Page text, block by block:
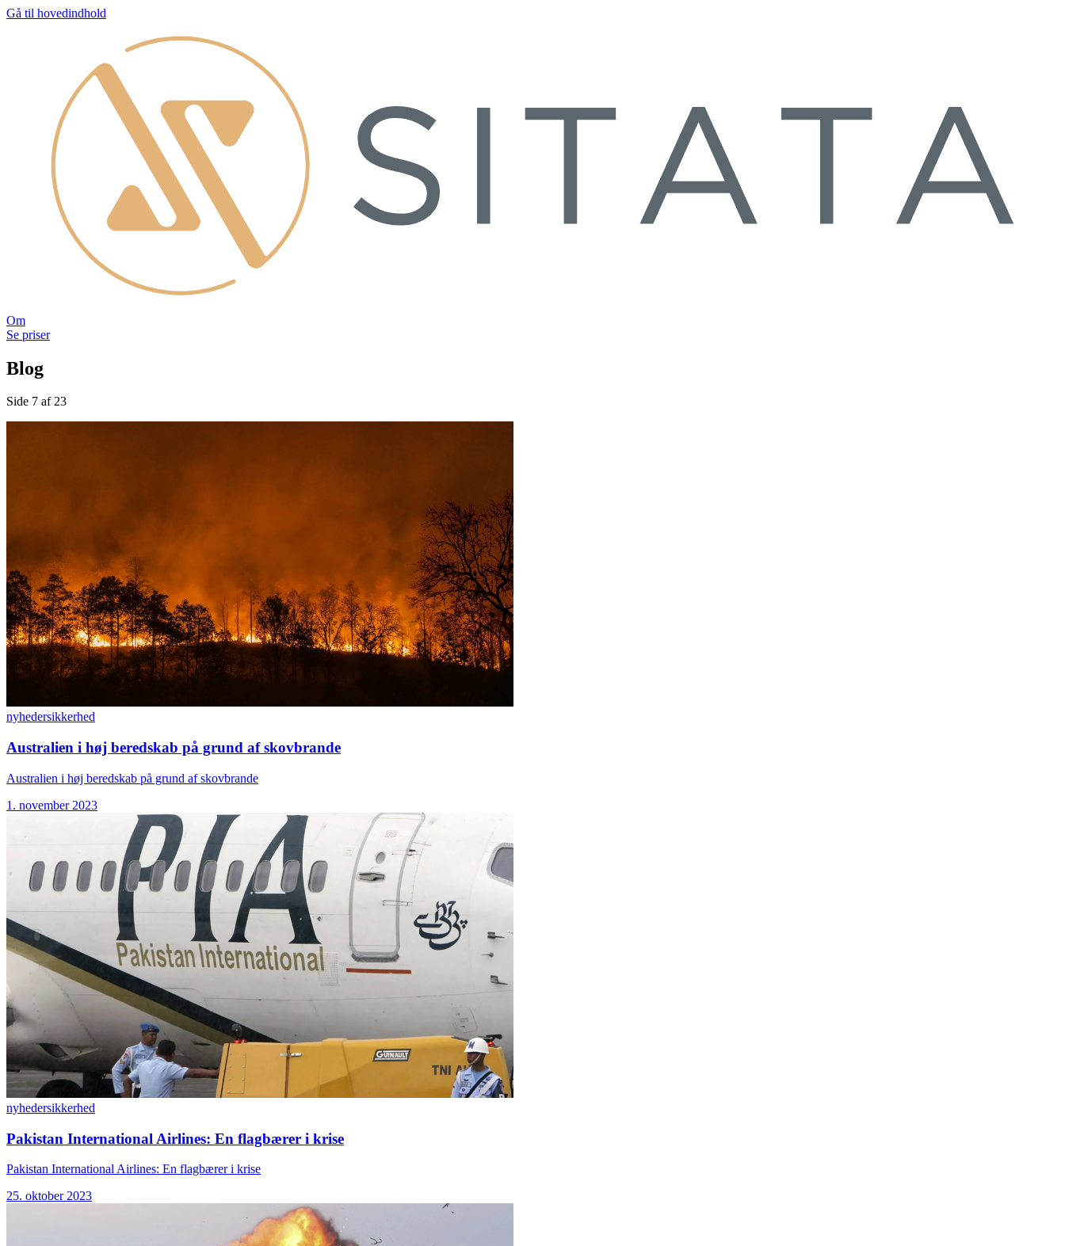
Gå til hovedindhold
Om
Se priser
Blog
Side 7 af 23
nyhedersikkerhed
Australien i høj beredskab på grund af skovbrande
Australien i høj beredskab på grund af skovbrande
1. november 2023
nyhedersikkerhed
Pakistan International Airlines: En flagbærer i krise
Pakistan International Airlines: En flagbærer i krise
25. oktober 2023